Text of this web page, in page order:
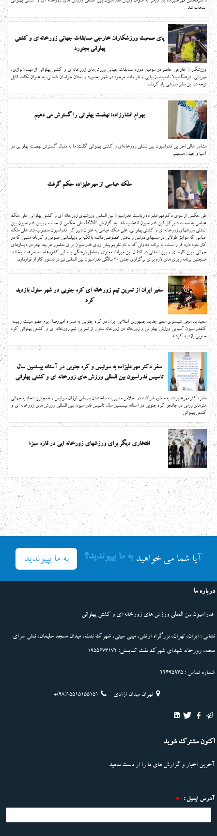
انتخاب شد
پای صحبت ورزشکاران خارجی مسابقات جهانی زورخانه‌ای و کشتی
پهلوانی بجنورد
ورزشکاران خارجی حاضر در سومین دوره مسابقات جهانی ورزش‌های زورخانه‌ای و کشتی پهلوانی از مهمان‌نوازی،
مهربانی، فرهنگ بالا، امنیت، زیبایی و طراوات موجود در شهر بجنورد و استان خراسان شمالی، به عنوان نکات قابل
توجه در این سفر ورزشی یاد کردند.
بهرام افشارزاده: نهضت پهلوانی را گسترش می دهیم
مشاور عالی اجرایی فدراسیون بین‌المللی زورخانه‌ای و کشتی پهلوانی گفت: ما به دنبال گسترش نهضت پهلوانی در
آسیا و جهان هستیم.
ملک عباسی از مهرعلیزاده حکم گرفت
طی حکمی از سوی دکترمهرعلیزاده ریاست فدراسیون بین المللی ورزشهای زورخانه ای و کشتی پهلوانی علی ملک
عباسی به سمت دبیرکل این فدراسیون انتخاب شد. به گزارش IZSF، طی حکمی از جانب رییس فدراسیون بین
المللی ورزشهای زورخانه ای و کشتی پهلوانی، علی ملک عباسی به عنوان دبیر کل فدراسیون منصوب شد. علی ملک
عباسی که سوابق طولانی در سمتهای دولتی و بخش خصوصی داشته با تکیه بر دیپلماسی عمومی و کارنامه مثبتی که در
کار خود دارد قرار است، به برنامه مدونی که به نام تقویم پیش روی فدراسیون برای حضور هر چه بهتر در دیدارهای
جهانی ، بین قاره ای و بین المللی در انتقال این میراث معنوی وتعامل فرهنگی با سایر کشورهاست، سرعت بخشد.
همچنین برنامه ریزی های لازم برای برگزاری جشن 20 سالگی فدراسیون بین المللی نیز در دستور کار او قراردارد.
سفیر ایران از تمرین تیم زورخانه ای کره جنوبی در شهر سئول بازدید
کرد
سعید بادامچی شبستری سفیر جدید جمهوری اسلامی ایران در کره جنوبی به همراه امیررضا آیرم عضو هیئت رییسه
کنفدراسیون آسیایی ورزش پهلوانی و زورخانه در زورخانه سئول از تمرین تیم زورخانه ای و کشتی پهلوانی کره
جنوبی بازدید کردند
سفر دکتر مهرعلیزاده به سوئیس و کره جنوبی در آستانه بیستمین سال
تاسیس فدراسیون بین المللی ورزش های زورخانه ای و کشتی پهلوانی
سفر دکتر مهرعلیزاده به منظور شرکت در اجلاس مدیریت ساختمان ورزشی لوزان سوئیس و همچنین اتحادیه جهانی
هنرهای رزمی در چانجو کره جنوبی در آستانه بیستمین سال تاسیس فدراسیون بین المللی ورزش های زورخانه ای و
کشتی پهلوانی
افتخاری دیگر برای ورزشهای زورخانه ایی در قاره سبز؛
آیا شما می خواهیدبه ما بپیوندید؟ به ما بپیوندید
درباره ما
فدراسیون بین المللی ورزش های زورخانه ای و کشتی پهلوانی
نشانی : ایران، تهران، بزرگراه ارتش، مینی سیتی، شهرک نفت، میدان مسجد سلیمان، نبش سرای
محله، زورخانه شهدای شهرک نفت کدپستی: 1955673172
شماره تماس : 22495935
تهران میدان ازادی +(98)15515155151
اکنون مشترک شوید
آخرین اخبار و گزارش های ما را از دست ندهید.
آدرس ایمیل : *